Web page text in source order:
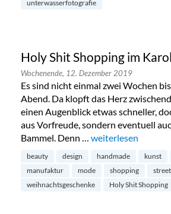
unterwasserfotografie
Holy Shit Shopping im
Wochenende, 12. Dezember 2019
Es sind nicht einmal zwei Wochen
Abend. Da klopft das Herz
einen Augenblick etwas schneller,
aus Vorfreude, sondern eventuell
Bammel. Denn … „Holy Shit
weiterlesen
beauty design handmade kunst
manufaktur
mode shopping
weihnachtsgeschenke
Holy Shit Shopping